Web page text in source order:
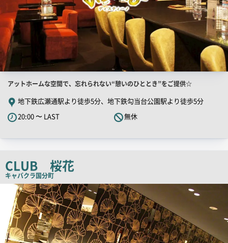
店
舗
PR
キ
コ
ピ
アットホームな空間で、忘れられない“憩いのひととき”をご提供☆
地下鉄広瀬通駅より徒歩5分、地下鉄勾当台公園駅より徒歩5分
20:00 〜 LAST
無休
CLUB 桜花
キャバクラ国分町